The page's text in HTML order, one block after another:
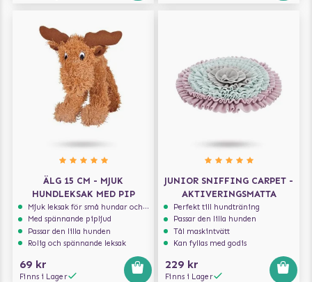
ÄLG 15 CM - MJUK
HUNDLEKSAK MED PIP
Mjuk leksak för små hundar och valpar.
Med spännande pipljud
Passar den lilla hunden
Rolig och spännande leksak
69 kr
Finns i Lager
JUNIOR SNIFFING CARPET -
AKTIVERINGSMATTA
Perfekt till hundträning
Passar den lilla hunden
Tål maskintvätt
Kan fyllas med godis
229 kr
Finns i Lager